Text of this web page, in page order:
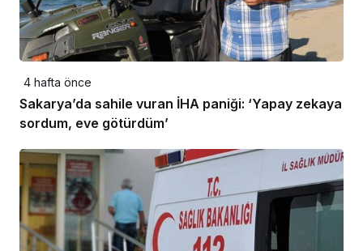
4 hafta önce
Sakarya’da sahile vuran İHA paniği: ‘Yapay zekaya
sordum, eve götürdüm’